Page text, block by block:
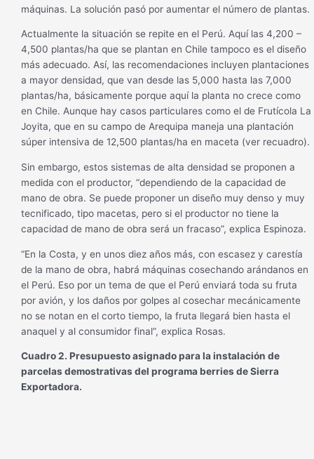
máquinas. La solución pasó por aumentar el número de plantas.
Actualmente la situación se repite en el Perú. Aquí las 4,200 –
4,500 plantas/ha que se plantan en Chile tampoco es el diseño
más adecuado. Así, las recomendaciones incluyen plantaciones
a mayor densidad, que van desde las 5,000 hasta las 7,000
plantas/ha, básicamente porque aquí la planta no crece como
en Chile. Aunque hay casos particulares como el de Frutícola La
Joyita, que en su campo de Arequipa maneja una plantación
súper intensiva de 12,500 plantas/ha en maceta (ver recuadro).
Sin embargo, estos sistemas de alta densidad se proponen a
medida con el productor, “dependiendo de la capacidad de
mano de obra. Se puede proponer un diseño muy denso y muy
tecnificado, tipo macetas, pero si el productor no tiene la
capacidad de mano de obra será un fracaso”, explica Espinoza.
“En la Costa, y en unos diez años más, con escasez y carestía
de la mano de obra, habrá máquinas cosechando arándanos en
el Perú. Eso por un tema de que el Perú enviará toda su fruta
por avión, y los daños por golpes al cosechar mecánicamente
no se notan en el corto tiempo, la fruta llegará bien hasta el
anaquel y al consumidor final”, explica Rosas.
Cuadro 2. Presupuesto asignado para la instalación de
parcelas demostrativas del programa berries de Sierra
Exportadora.